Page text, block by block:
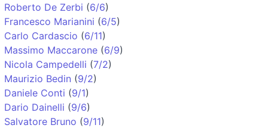
Roberto De Zerbi (6/6)
Francesco Marianini (6/5)
Carlo Cardascio (6/11)
Massimo Maccarone (6/9)
Nicola Campedelli (7/2)
Maurizio Bedin (9/2)
Daniele Conti (9/1)
Dario Dainelli (9/6)
Salvatore Bruno (9/11)